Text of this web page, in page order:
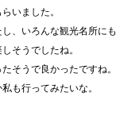
いました。
、いろんな観光名所にも
そうでしたね。
そうで良かったですね。
も行ってみたいな。